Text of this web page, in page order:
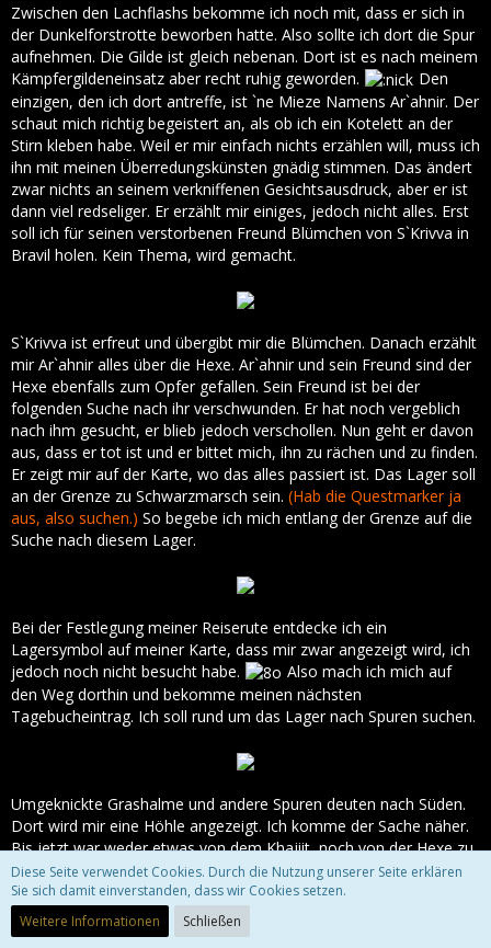
Zwischen den Lachflashs bekomme ich noch mit, dass er sich in
der Dunkelforstrotte beworben hatte. Also sollte ich dort die Spur
aufnehmen. Die Gilde ist gleich nebenan. Dort ist es nach meinem
Kämpfergildeneinsatz aber recht ruhig geworden.
Den
einzigen, den ich dort antreffe, ist `ne Mieze Namens Ar`ahnir. Der
schaut mich richtig begeistert an, als ob ich ein Kotelett an der
Stirn kleben habe. Weil er mir einfach nichts erzählen will, muss ich
ihn mit meinen Überredungskünsten gnädig stimmen. Das ändert
zwar nichts an seinem verkniffenen Gesichtsausdruck, aber er ist
dann viel redseliger. Er erzählt mir einiges, jedoch nicht alles. Erst
soll ich für seinen verstorbenen Freund Blümchen von S`Krivva in
Bravil holen. Kein Thema, wird gemacht.
S`Krivva ist erfreut und übergibt mir die Blümchen. Danach erzählt
mir Ar`ahnir alles über die Hexe. Ar`ahnir und sein Freund sind der
Hexe ebenfalls zum Opfer gefallen. Sein Freund ist bei der
folgenden Suche nach ihr verschwunden. Er hat noch vergeblich
nach ihm gesucht, er blieb jedoch verschollen. Nun geht er davon
aus, dass er tot ist und er bittet mich, ihn zu rächen und zu finden.
Er zeigt mir auf der Karte, wo das alles passiert ist. Das Lager soll
an der Grenze zu Schwarzmarsch sein. (Hab die Questmarker ja
aus, also suchen.) So begebe ich mich entlang der Grenze auf die
Suche nach diesem Lager.
Bei der Festlegung meiner Reiserute entdecke ich ein
Lagersymbol auf meiner Karte, dass mir zwar angezeigt wird, ich
jedoch noch nicht besucht habe.
Also mach ich mich auf
den Weg dorthin und bekomme meinen nächsten
Tagebucheintrag. Ich soll rund um das Lager nach Spuren suchen.
Umgeknickte Grashalme und andere Spuren deuten nach Süden.
Dort wird mir eine Höhle angezeigt. Ich komme der Sache näher.
Bis jetzt war weder etwas von dem Khajiit, noch von der Hexe zu
sehen. Also mache ich mich auf, die Höhle nach einer diebischen
Hexe, mit einem nackten Khajiit im Schlepptau, zu durchsuchen.
Diese Seite verwendet Cookies. Durch die Nutzung unserer Seite erklären
Sie sich damit einverstanden, dass wir Cookies setzen.
Weitere Informationen
Schließen